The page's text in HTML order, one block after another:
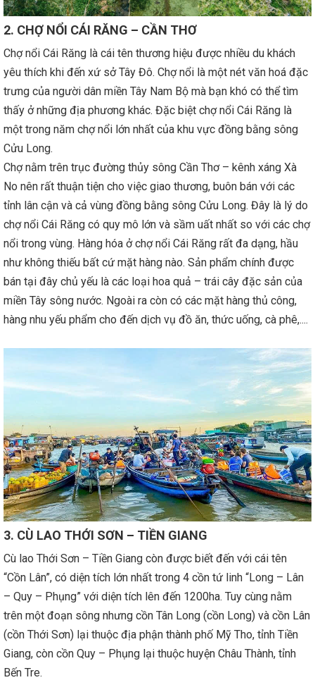
2. CHỢ NỔI CÁI RĂNG – CẦN THƠ
Chợ nổi Cái Răng là cái tên thương hiệu được nhiều du khách
yêu thích khi đến xứ sở Tây Đô. Chợ nổi là một nét văn hoá đặc
trưng của người dân miền Tây Nam Bộ mà bạn khó có thể tìm
thấy ở những địa phương khác. Đặc biệt chợ nổi Cái Răng là
một trong năm chợ nổi lớn nhất của khu vực đồng bằng sông
Cửu Long.
Chợ nằm trên trục đường thủy sông Cần Thơ – kênh xáng Xà
No nên rất thuận tiện cho việc giao thương, buôn bán với các
tỉnh lân cận và cả vùng đồng bằng sông Cửu Long. Đây là lý do
chợ nổi Cái Răng có quy mô lớn và sầm uất nhất so với các chợ
nổi trong vùng. Hàng hóa ở chợ nổi Cái Răng rất đa dạng, hầu
như không thiếu bất cứ mặt hàng nào. Sản phẩm chính được
bán tại đây chủ yếu là các loại hoa quả – trái cây đặc sản của
miền Tây sông nước. Ngoài ra còn có các mặt hàng thủ công,
hàng nhu yếu phẩm cho đến dịch vụ đồ ăn, thức uống, cà phê,....
3. CÙ LAO THỚI SƠN – TIỀN GIANG
Cù lao Thới Sơn – Tiền Giang còn được biết đến với cái tên
“Cồn Lân”, có diện tích lớn nhất trong 4 cồn tứ linh “Long – Lân
– Quy – Phụng” với diện tích lên đến 1200ha. Tuy cùng nằm
trên một đoạn sông nhưng cồn Tân Long (cồn Long) và cồn Lân
(cồn Thới Sơn) lại thuộc địa phận thành phố Mỹ Tho, tỉnh Tiền
Giang, còn cồn Quy – Phụng lại thuộc huyện Châu Thành, tỉnh
Bến Tre.